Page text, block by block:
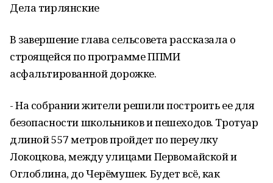
Дела тирлянские
В завершение глава сельсовета рассказала о
строящейся по программе ППМИ
асфальтированной дорожке.
- На собрании жители решили построить ее для
безопасности школьников и пешеходов. Тротуар
длиной 557 метров пройдет по переулку
Локоцкова, между улицами Первомайской и
Оглоблина, до Черёмушек. Будет всё, как